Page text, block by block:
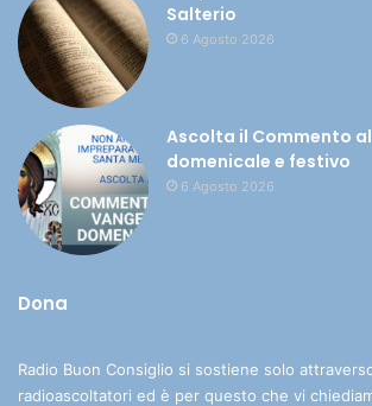
Salterio
6 Agosto 2026
Ascolta il Commento
domenicale e festivo
6 Agosto 2026
Dona
Radio Buon Consiglio si sostiene solo
radioascoltatori ed è per questo che vi